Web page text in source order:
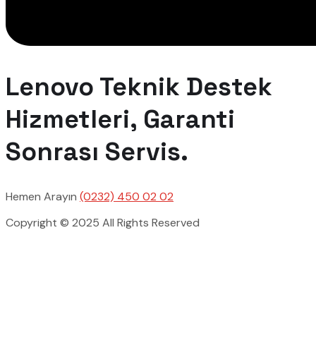
Lenovo Teknik Destek
Hizmetleri, Garanti
Sonrası Servis.
Hemen Arayın (0232) 450 02 02
Copyright © 2025 All Rights Reserved